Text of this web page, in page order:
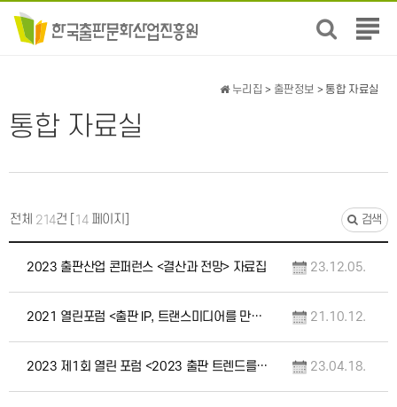
전
뉴
통합 자료실
누리집 > 출판정보 > 통합 자료실
전체 214건 [ 14페이지] 검색
2023 출판산업 콘퍼런스 <결산과 전망> 자료집 23.12.05.
2021 열린포럼 <출판 IP, 트랜스미디어를 만나다> 자료집 21.10.12.
2023 제1회 열린 포럼 <2023 출판 트렌드를 읽다> 자료집 23.04.18.